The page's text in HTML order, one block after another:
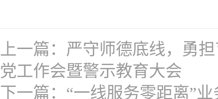
上一篇： 严守师德底线，勇
党工作会暨警示教育大会
下一篇： “一线服务零距离”